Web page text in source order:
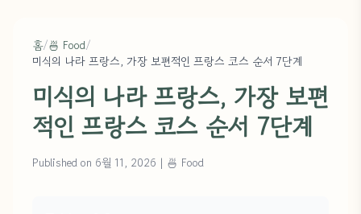
홈/🍜 Food/
미식의 나라 프랑스, 가장 보편적인 프랑스 코스 순서 7단계
미식의 나라 프랑스, 가장 보편
적인 프랑스 코스 순서 7단계
Published on 6월 11, 2026 | 🍜 Food